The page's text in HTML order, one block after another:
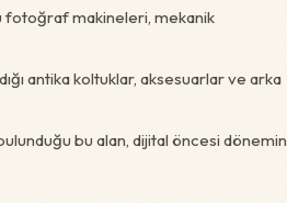
fotoğraf makineleri, mekanik
antika koltuklar, aksesuarlar ve arka
bu alan, dijital öncesi dönemin